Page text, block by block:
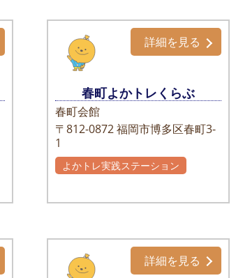
春町よかトレくらぶ
春町会館
〒812-0872福岡市博多区春町3-
1
詳細を見る
よかトレ実践ステーション
詳細を見る